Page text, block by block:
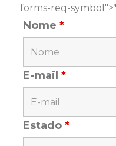
forms-req-
Nome*
E-mail*
Estado*